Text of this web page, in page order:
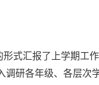
形式汇报了上学期工
调研各年级、各层次